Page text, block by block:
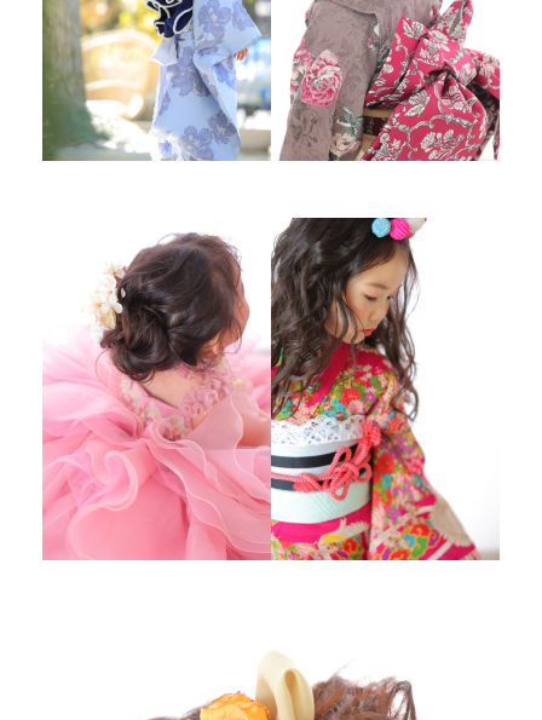
撮影メニュー
撮影の流れ
キッズ衣裳
ウェディング衣裳
成人･卒業記念商品
ウェディング商品
新着情報
コラム
WEB予約･問合せ
会社概要
サイトマップ
プライバシーポリシー
#sns
フォトウエディング
ベビー/キッズ